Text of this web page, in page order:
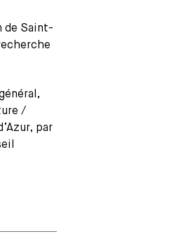
de Saint-
/
par